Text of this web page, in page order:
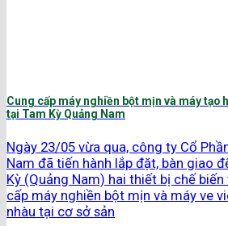
Cung cấp máy nghiền bột mịn và máy tạo
tại Tam Kỳ Quảng Nam
Ngày 23/05 vừa qua, công ty Cổ
Nam đã tiến hành lắp đặt, bàn giao
Kỳ (Quảng Nam) hai thiết bị chế
cấp máy nghiền bột mịn và máy ve
nhàu tại cơ sở sản